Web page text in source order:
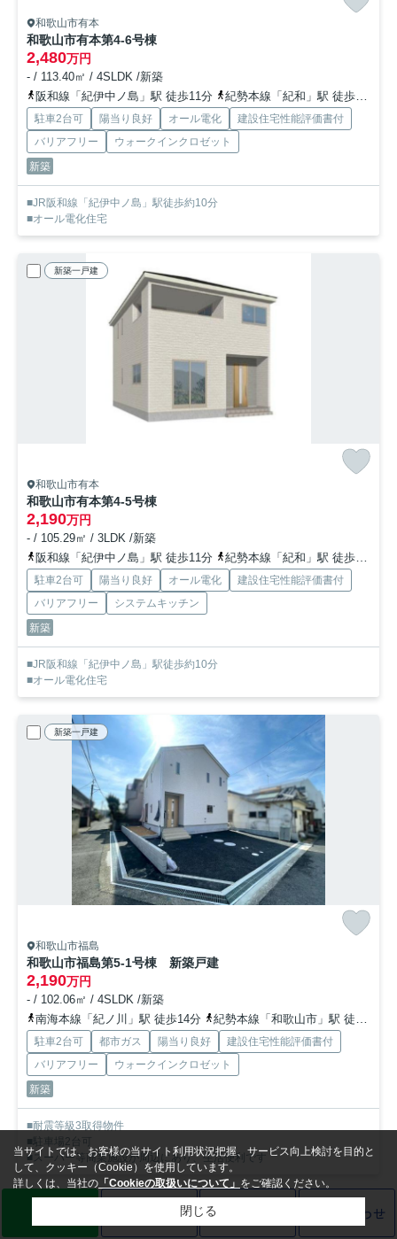
和歌山市有本
和歌山市有本第4-6号棟
2,480万円
- / 113.40㎡ / 4SLDK /新築
阪和線「紀伊中ノ島」駅 徒歩11分
紀勢本線「紀和」駅 徒歩20分
駐車2台可 陽当り良好 オール電化
建設住宅性能評価書付
バリアフリー
ウォークインクロゼット
新築
■JR阪和線「紀伊中ノ島」駅徒歩約10分
■オール電化住宅
新築一戸建
和歌山市有本
和歌山市有本第4-5号棟
2,190万円
- / 105.29㎡ / 3LDK /新築
阪和線「紀伊中ノ島」駅 徒歩11分
紀勢本線「紀和」駅 徒歩20分
駐車2台可 陽当り良好 オール電化
建設住宅性能評価書付
バリアフリー
システムキッチン
新築
■JR阪和線「紀伊中ノ島」駅徒歩約10分
■オール電化住宅
新築一戸建
和歌山市福島
和歌山市福島第5-1号棟 新築戸建
2,190万円
- / 102.06㎡ / 4SLDK /新築
南海本線「紀ノ川」駅 徒歩14分
紀勢本線「和歌山市」駅 徒歩21分
駐車2台可 都市ガス 陽当り良好
建設住宅性能評価書付
バリアフリー
ウォークインクロゼット
新築
■耐震等級3取得物件
■駐車場2台可
■スーパー等商業施設が周辺にあり、生活便利です
お問い合わせ
当サイトでは、お客様の当サイト利用状況把握、サービス向上検討を目的と
して、クッキー（Cookie）を使用しています。
詳しくは、当社の 「Cookieの取扱いについて」 をご確認ください。
閉じる